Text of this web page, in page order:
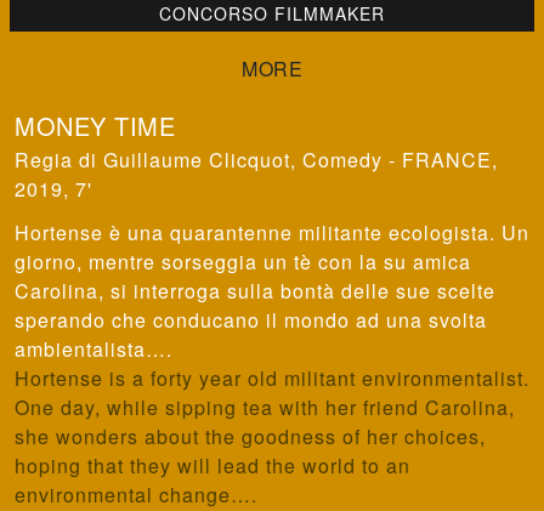
CONCORSO FILMMAKER
MONEY TIME
Guillaume Clicquot, Comedy - FRANCE,
2019, 7'
Hortense è una quarantenne militante ecologista. Un
giorno, mentre sorseggia un tè con la su amica
Carolina, si interroga sulla bontà delle sue scelte
sperando che conducano il mondo ad una svolta
ambientalista….
Hortense is a forty year old militant environmentalist.
One day, while sipping tea with her friend Carolina,
she wonders about the goodness of her choices,
hoping that they will lead the world to an
environmental change….